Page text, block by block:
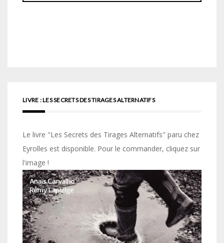
LIVRE : LES SECRETS DES TIRAGES ALTERNATIFS
Le livre "Les Secrets des Tirages Alternatifs" paru chez
Eyrolles est disponible. Pour le commander, cliquez sur
l'image !